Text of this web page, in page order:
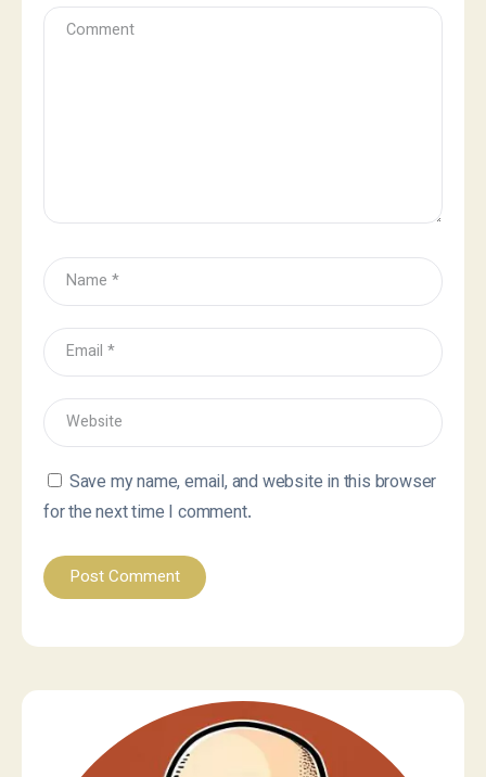
Save my name, email, and website in this browser
for the next time I comment.